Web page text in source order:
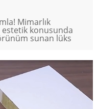
Mimarlık
estetik konusunda
sunan lüks
paneller. Yüksek